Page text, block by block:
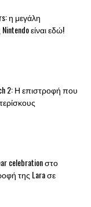
η μεγάλη
είναι εδώ!
2: Η επιστροφή που
celebration στο
της Lara σε